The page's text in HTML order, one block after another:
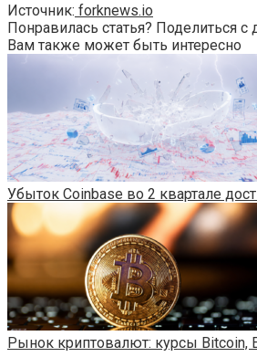
Источник: forknews.io
Понравилась статья? Поделиться с
Вам также может быть интересно
Убыток Coinbase во 2 квартале
Рынок криптовалют: курсы Bitcoin,